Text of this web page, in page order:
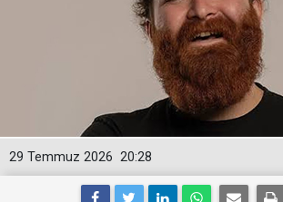
20:28
29 Temmuz 2026